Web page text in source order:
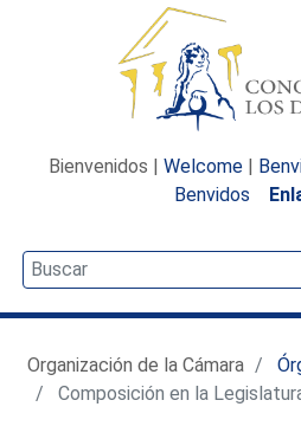
Bienvenidos | Welcome |
Benvidos
Organización de la Cámara
Composición en la